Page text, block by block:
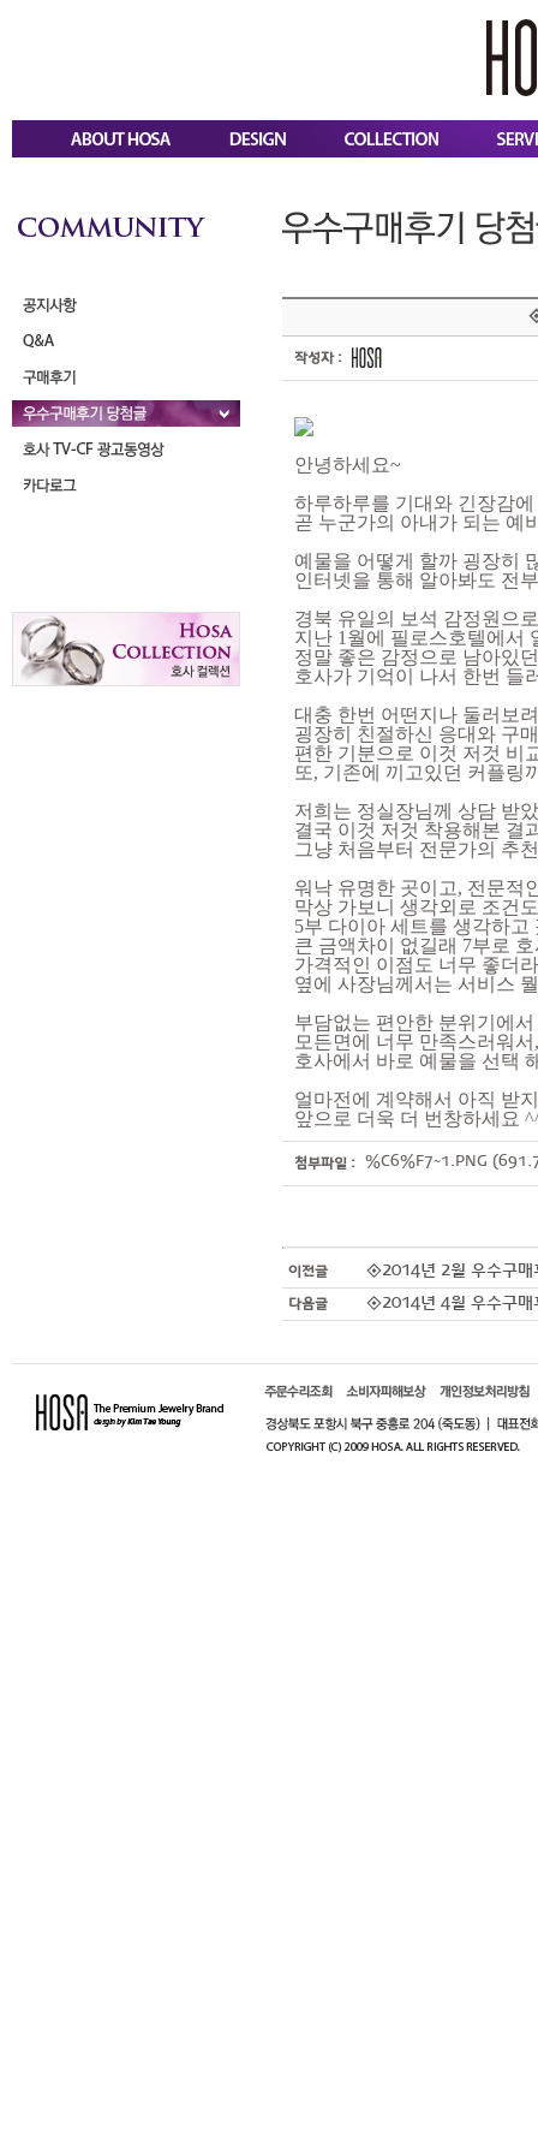
작성자 :
안녕하세요~
하루하루를 기대와 긴장감
곧 누군가의 아내가 되는 예
예물을 어떻게 할까 굉장히
인터넷을 통해 알아봐도 전
경북 유일의 보석 감정원으
지난 1월에 필로스호텔에서
정말 좋은 감정으로 남아있던
호사가 기억이 나서 한번 들
대충 한번 어떤지나 둘러보
굉장히 친절하신 응대와 구
편한 기분으로 이것 저것 비
또, 기존에 끼고있던 커플링
저희는 정실장님께 상담 받
결국 이것 저것 착용해본 결
그냥 처음부터 전문가의 추
워낙 유명한 곳이고, 전문적
막상 가보니 생각외로 조건
5부 다이아 세트를 생각하
큰 금액차이 없길래 7부로
가격적인 이점도 너무 좋더
옆에 사장님께서는 서비스
부담없는 편안한 분위기에
모든면에 너무 만족스러워
호사에서 바로 예물을 선택
얼마전에 계약해서 아직 받
앞으로 더욱 더 번창하세요
첨부파일 : %C6%F7~1.PNG
이전글 ◈2014년 2월 우수구매
다음글 ◈2014년 4월 우수구매